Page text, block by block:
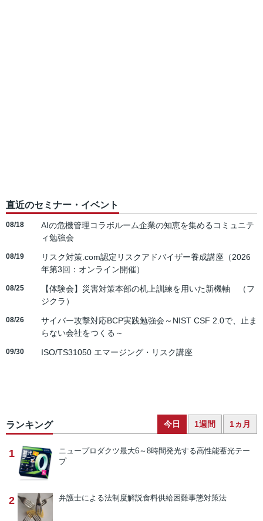
直近のセミナー・イベント
08/18
AIの危機管理コラボルーム企業の知恵を集めるコミュニテ
ィ勉強会
08/19
リスク対策.com認定リスクアドバイザー養成講座（2026
年第3回：オンライン開催）
08/25
【体験会】災害対策本部の机上訓練を用いた新機軸 （フ
ジクラ）
08/26
サイバー攻撃対応BCP実践勉強会～NIST CSF 2.0で、止ま
らない会社をつくる～
09/30 ISO/TS31050 エマージング・リスク講座
ランキング 今日 1週間 1ヵ月
1 ニュープロダクツ最大6～8時間発光する高性能蓄光テー
プ
2 弁護士による法制度解説食料供給困難事態対策法